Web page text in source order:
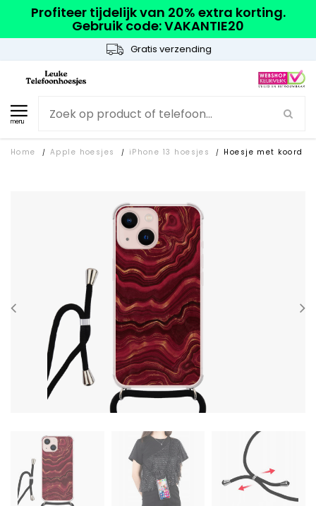
Profiteer tijdelijk van 20% extra korting.
Gebruik code: VAKANTIE20
Gratis verzending
menu
Home / Apple hoesjes / iPhone 13 hoesjes / Hoesje met koord